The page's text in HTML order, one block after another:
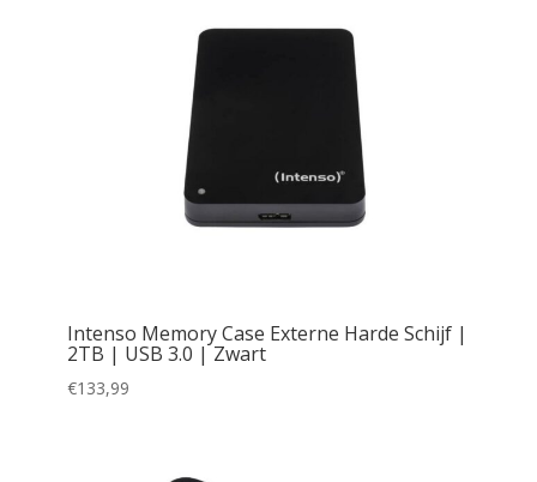
Intenso Memory Case Externe Harde Schijf |
2TB | USB 3.0 | Zwart
€133,99